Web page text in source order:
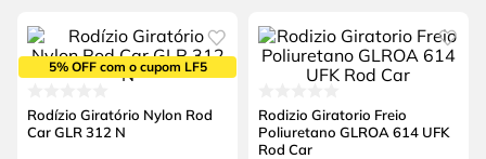
5% OFF com o cupom LF5
Rodízio Giratório Nylon Rod
Car GLR 312 N
Rodizio Giratorio Freio
Poliuretano GLROA 614 UFK
Rod Car